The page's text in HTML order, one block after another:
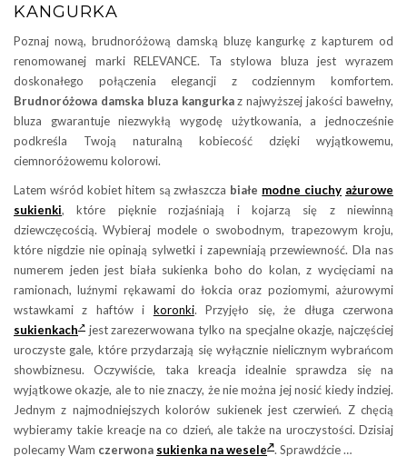
KANGURKA
Poznaj nową, brudnoróżową damską bluzę kangurkę z kapturem od
renomowanej marki RELEVANCE. Ta stylowa bluza jest wyrazem
doskonałego połączenia elegancji z codziennym komfortem.
Brudnoróżowa damska bluza kangurkaz najwyższej jakości bawełny,
bluza gwarantuje niezwykłą wygodę użytkowania, a jednocześnie
podkreśla Twoją naturalną kobiecość dzięki wyjątkowemu,
ciemnoróżowemu kolorowi.
Latem wśród kobiet hitem są zwłaszcza białe modne ciuchy ażurowe
sukienki, które pięknie rozjaśniają i kojarzą się z niewinną
dziewczęcością. Wybieraj modele o swobodnym, trapezowym kroju,
które nigdzie nie opinają sylwetki i zapewniają przewiewność. Dla nas
numerem jeden jest biała sukienka boho do kolan, z wycięciami na
ramionach, luźnymi rękawami do łokcia oraz poziomymi, ażurowymi
wstawkami z haftów i koronki. Przyjęło się, że długa czerwona
sukienkach
jest zarezerwowana tylko na specjalne okazje, najczęściej
uroczyste gale, które przydarzają się wyłącznie nielicznym wybrańcom
showbiznesu. Oczywiście, taka kreacja idealnie sprawdza się na
wyjątkowe okazje, ale to nie znaczy, że nie można jej nosić kiedy indziej.
Jednym z najmodniejszych kolorów sukienek jest czerwień. Z chęcią
wybieramy takie kreacje na co dzień, ale także na uroczystości. Dzisiaj
polecamy Wam czerwona sukienka na wesele . Sprawdźcie …